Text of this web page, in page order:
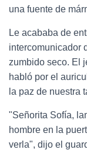
una fuente de
Le acababa de
intercomunicador
zumbido seco. El
habló por el
la paz de nuestra
"Señorita Sofía,
hombre en la
verla", dijo el